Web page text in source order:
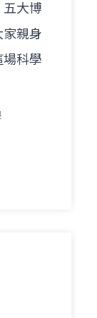
大博
親身
科學